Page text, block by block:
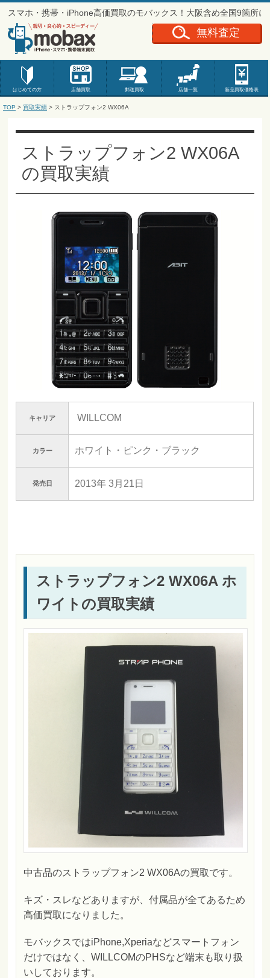
スマホ・携帯・iPhone高価買取のモバックス！大阪含め全国9箇所に
はじめての方 店舗買取 郵送買取 店舗一覧 新品買取価格表
無料査定
TOP > 買取実績 > ストラップフォン2 WX06A
ストラップフォン2 WX06A
の買取実績
キャリア WILLCOM
カラー ホワイト・ピンク・ブラック
発売日 2013年 3月21日
ストラップフォン2 WX06A ホ
ワイトの買取実績
中古品のストラップフォン2 WX06Aの買取です。
キズ・スレなどありますが、付属品が全てあるため
高価買取になりました。
モバックスではiPhone,Xperiaなどスマートフォン
だけではなく、WILLCOMのPHSなど端末も取り扱
いしております。